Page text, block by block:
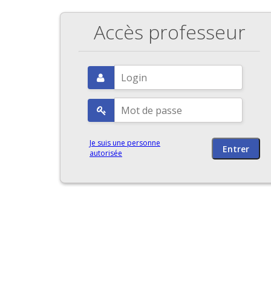
Accès professeur
Je suis une personne
autorisée